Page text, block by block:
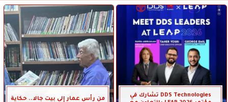
DDS Technologies تشارك في
من رأس عمار إلى بيت جالا.. حكاية